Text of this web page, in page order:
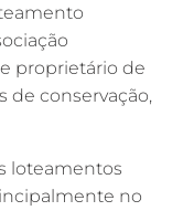
proprietário de
de conservação,
loteamentos
no